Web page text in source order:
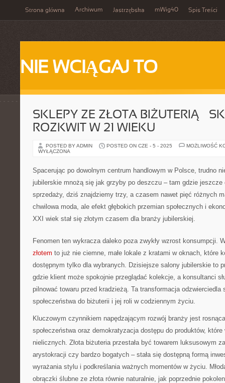
Strona główna Archiwum Jastrzębska mWig40 Spis Treści
NIE WCIĄGAJ TO
SKLEPY ZE ZŁOTA BIŻUTERIĄ –
ROZKWIT W 21 WIEKU
POSTED BY ADMIN POSTED ON CZE - 5 - 2025
MOŻLIWOŚĆ
WYŁĄCZONA
Spacerując po dowolnym centrum handlowym w Polsce, trudno
jubilerskie mnożą się jak grzyby po deszczu – tam gdzie jeszcze
sprzedaży, dziś znajdziemy trzy, a czasem nawet pięć różnych
chwilowa moda, ale efekt głębokich przemian społecznych i
XXI wiek stał się złotym czasem dla branży jubilerskiej.
Fenomen ten wykracza daleko poza zwykły wzrost konsumpcji.
złotem to już nie ciemne, małe lokale z kratami w oknach, które
dostępnym tylko dla wybranych. Dzisiejsze salony jubilerskie to
gdzie klient może spokojnie przeglądać kolekcje, a konsultanci
pilnować towaru przed kradzieżą. Ta transformacja
społeczeństwa do biżuterii i jej roli w codziennym życiu.
Kluczowym czynnikiem napędzającym rozwój branży jest
społeczeństwa oraz demokratyzacja dostępu do produktów, które
nielicznych. Złota biżuteria przestała być towarem luksusowym
arystokracji czy bardzo bogatych – stała się dostępną formą
wyrażania stylu i podkreślania ważnych momentów w życiu.
obrączki ślubne ze złota równie naturalnie, jak poprzednie